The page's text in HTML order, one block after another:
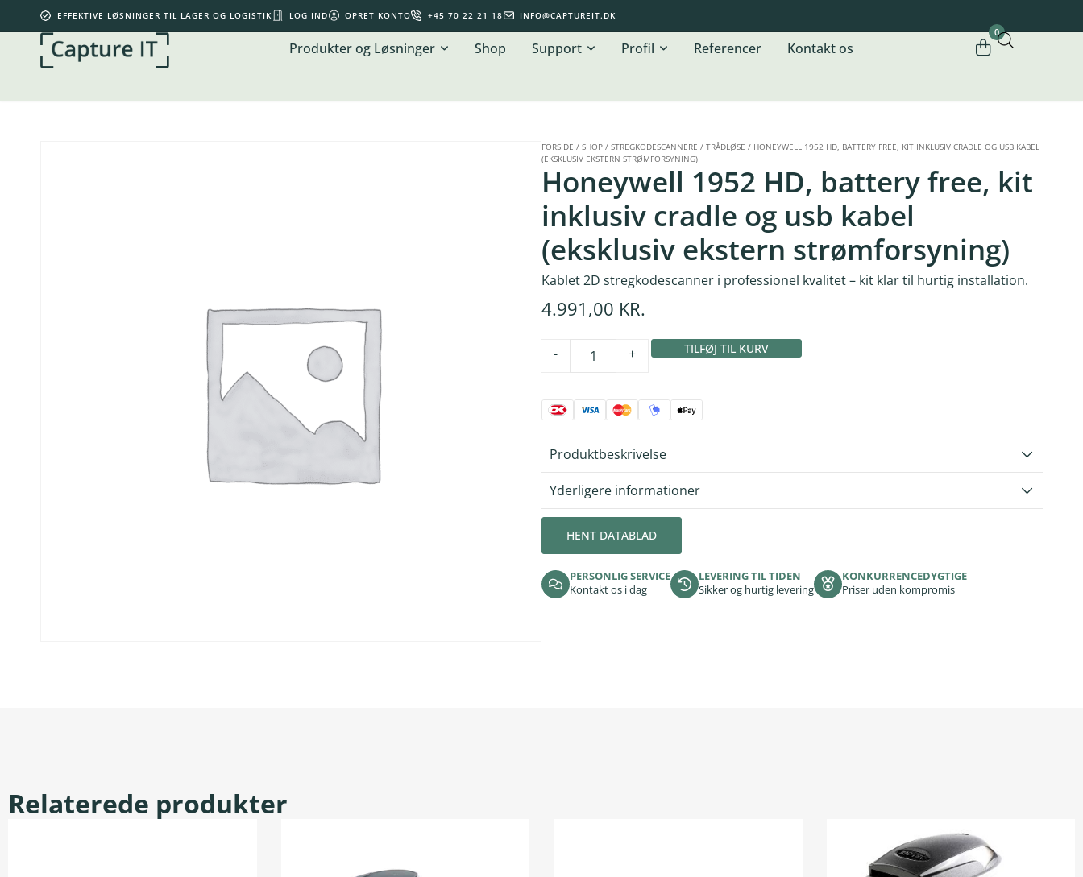
EFFEKTIVE LØSNINGER TIL LAGER OG LOGISTIK LOG IND OPRET KONTO +45 70 22 21 18 INFO@CAPTUREIT.DK
Produkter og Løsninger Shop Support Profil Referencer Kontakt os
0
FORSIDE / SHOP / STREGKODESCANNERE / TRÅDLØSE / HONEYWELL 1952 HD, BATTERY FREE, KIT INKLUSIV CRADLE OG USB KABEL
(EKSKLUSIV EKSTERN STRØMFORSYNING)
Honeywell 1952 HD, battery free, kit
inklusiv cradle og usb kabel
(eksklusiv ekstern strømforsyning)
Kablet 2D stregkodescanner i professionel kvalitet – kit klar til hurtig installation.
4.991,00 KR.
- + TILFØJ TIL KURV
Produktbeskrivelse
Yderligere informationer
HENT DATABLAD
PERSONLIG SERVICE
Kontakt os i dag
LEVERING TIL TIDEN
Sikker og hurtig levering
KONKURRENCEDYGTIGE
Priser uden kompromis
Relaterede produkter